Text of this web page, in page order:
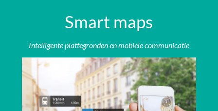
Smart maps
Intelligente plattegronden en mobiele communicatie